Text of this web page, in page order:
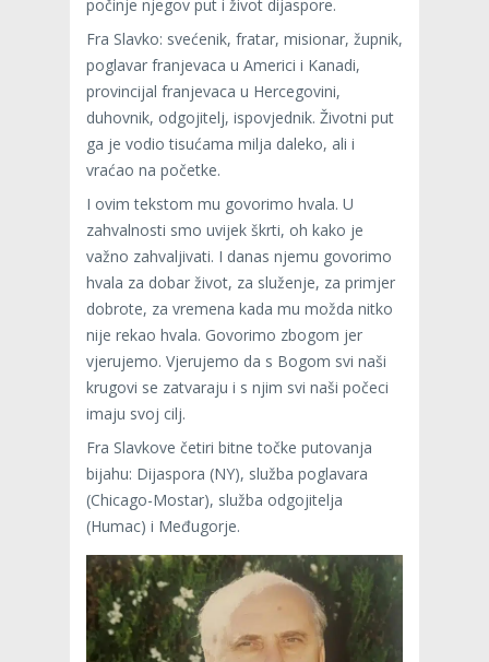
počinje njegov put i život dijaspore.
Fra Slavko: svećenik, fratar, misionar, župnik,
poglavar franjevaca u Americi i Kanadi,
provincijal franjevaca u Hercegovini,
duhovnik, odgojitelj, ispovjednik. Životni put
ga je vodio tisućama milja daleko, ali i
vraćao na početke.
I ovim tekstom mu govorimo hvala. U
zahvalnosti smo uvijek škrti, oh kako je
važno zahvaljivati. I danas njemu govorimo
hvala za dobar život, za služenje, za primjer
dobrote, za vremena kada mu možda nitko
nije rekao hvala. Govorimo zbogom jer
vjerujemo. Vjerujemo da s Bogom svi naši
krugovi se zatvaraju i s njim svi naši počeci
imaju svoj cilj.
Fra Slavkove četiri bitne točke putovanja
bijahu: Dijaspora (NY), služba poglavara
(Chicago-Mostar), služba odgojitelja
(Humac) i Međugorje.